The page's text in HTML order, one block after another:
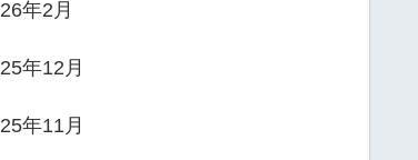
年2月
年12月
年11月